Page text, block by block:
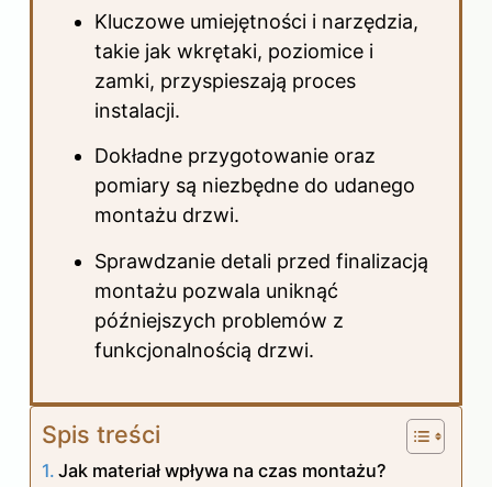
Kluczowe umiejętności i narzędzia,
takie jak wkrętaki, poziomice i
zamki, przyspieszają proces
instalacji.
Dokładne przygotowanie oraz
pomiary są niezbędne do udanego
montażu drzwi.
Sprawdzanie detali przed finalizacją
montażu pozwala uniknąć
późniejszych problemów z
funkcjonalnością drzwi.
Spis treści
Jak materiał wpływa na czas montażu?